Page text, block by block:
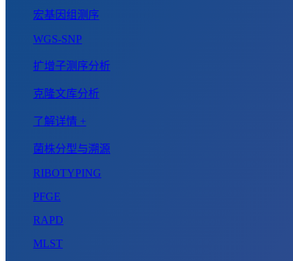
宏基因组测序
WGS-SNP
扩增子测序分析
克隆文库分析
了解详情 +
菌株分型与溯源
RIBOTYPING
PFGE
RAPD
MLST